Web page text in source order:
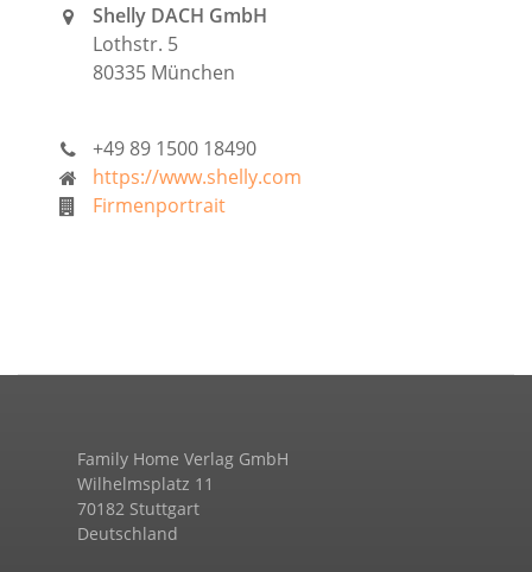
Shelly DACH GmbH
Lothstr. 5
80335 München
+49 89 1500 18490
https://www.shelly.com
Firmenportrait
Family Home Verlag GmbH
Wilhelmsplatz 11
70182 Stuttgart
Deutschland